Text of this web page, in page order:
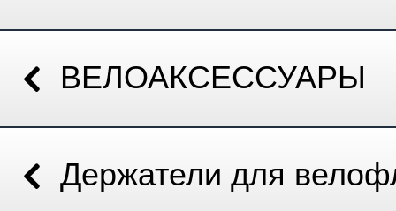
ВЕЛОАКСЕССУАРЫ
Держатели для